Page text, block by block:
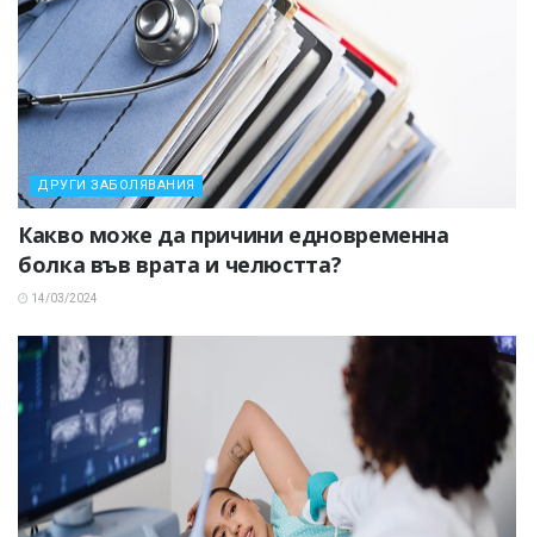
ДРУГИ ЗАБОЛЯВАНИЯ
Какво може да причини едновременна
болка във врата и челюстта?
14/03/2024